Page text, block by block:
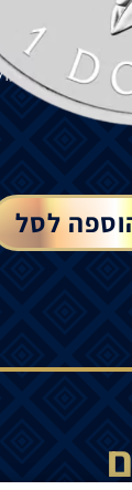
המלךצ
ברחבי
לסל